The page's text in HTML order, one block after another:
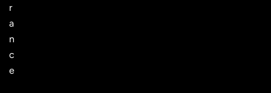
r
a
n
c
e